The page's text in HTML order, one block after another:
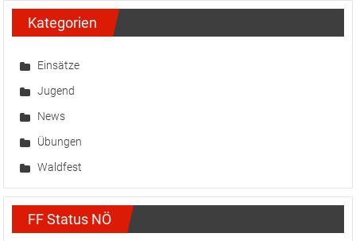
Kategorien
Einsätze
Jugend
News
Übungen
Waldfest
FF Status NÖ